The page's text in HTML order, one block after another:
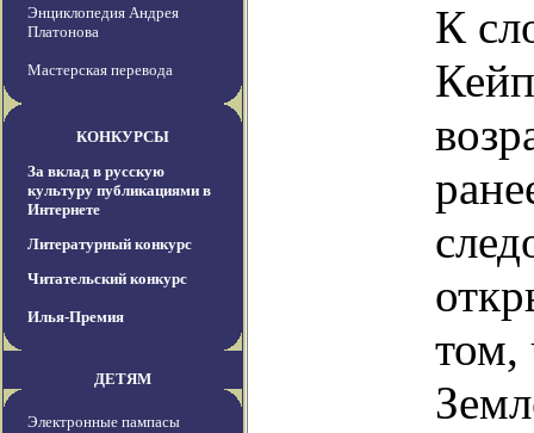
Энциклопедия Андрея
Платонова
Мастерская перевода
КОНКУРСЫ
За вклад в русскую
культуру публикациями в
Интернете
Литературный конкурс
Читательский конкурс
Илья-Премия
ДЕТЯМ
Электронные пампасы
К
том,